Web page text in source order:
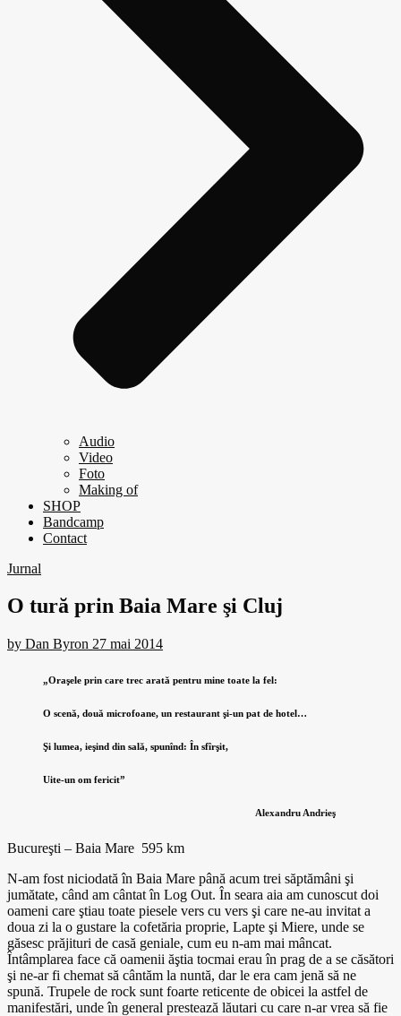
Audio
Video
Foto
Making of
SHOP
Bandcamp
Contact
Jurnal
O tură prin Baia Mare şi Cluj
by Dan Byron 27 mai 2014
„Oraşele prin care trec arată pentru mine toate la fel:
O scenă, două microfoane, un restaurant şi-un pat de hotel…
Şi lumea, ieşind din sală, spunînd: În sfîrşit,
Uite-un om fericit”
Alexandru Andrieş
Bucureşti – Baia Mare 595 km
N-am fost niciodată în Baia Mare până acum trei săptămâni şi
jumătate, când am cântat în Log Out. În seara aia am cunoscut doi
oameni care ştiau toate piesele vers cu vers şi care ne-au invitat a
doua zi la o gustare la cofetăria proprie, Lapte şi Miere, unde se
găsesc prăjituri de casă geniale, cum eu n-am mai mâncat.
Întâmplarea face că oamenii ăştia tocmai erau în prag de a se căsători
şi ne-ar fi chemat să cântăm la nuntă, dar le era cam jenă să ne
spună. Trupele de rock sunt foarte reticente de obicei la astfel de
manifestări, unde în general prestează lăutari cu care n-ar vrea să fie